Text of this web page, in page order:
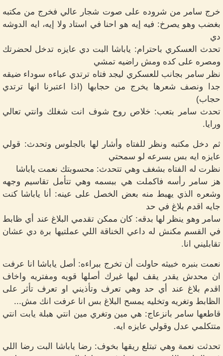
خرج سامر من شروده على صوت شجار عالي فخرج من مكتبه
بغضب وهو يصرخ: فيه إيه هو احنا في استاد ولا إيه، ايه الدوشه
دي
تحدث العسكري باحترام: ياباشا البت دي عايزه تدخل لحضرتك
ومصره على كده ومش راضيه تمشي
نظر سامر بجانب للعسكري ليجد فتاه ترتدي عباءه سوداء ضيقه
جدا ونصف شعرها يخرج من حجابها (اذا اعتبرنا انها ترتدي
حجاب)
تحدث سامر بتعب: خلاص روح شوف انت شغلك وانتي تعالي
ورايا.
ثم دخل مكتبه ونظر للفتاه وأشار لها بالجلوس وتحدث: قولي
عايزه ايه بس بسرعه لو سمحتي
نظرت له الفتاه بشغف وهي تتحدث: محسوبتك نعمت ياباشا
هز سامر رأسه فاكملت هي ببسمه وهي تتأمل تقاسيم وجهه
وشعره الذي يهبط منه بعض الخصل على عينه: أنا ياباشا كنت
جايه اقدم بلاغ في حد
سامر وهو ينظر لها بدقه: كان ممكن تقدمي البلاغ عند أي ظابط
في القسم مكنش له داعي الخناقة اللي عملتيها برة دي عشان
تقابليني انا.
نعمت بنبره خبيثه حاولت أن تخرج ببراءه: أصل ياباشا انا عرفت
ان محدش يقدر يقف ليها غيرك أصلها قويه ومفتريه واخاف
اقدم بلاغ عند أي حد وهي تعرف وتأذيني او تعرف تأثر على
الظابط وتغريه وتخليه يمسح البلاغ بس انا عرفت انك مش...
قاطعها سامر بانزعاج: هي مين وتغري مين انتي هبلة يابت انتي
متتكلمي عدل وقولي عايزه ايه.
تحدثت نعمة وهي تبتلع ريقها بخوف: رضا ياباشا البت رضا اللي